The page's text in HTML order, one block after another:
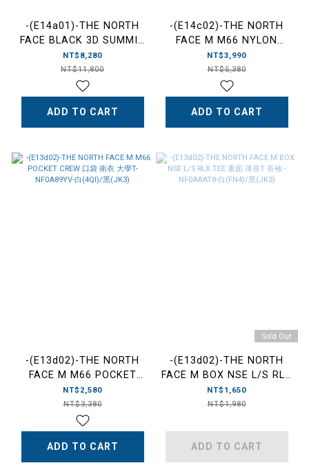
-(E14a01)-THE NORTH
FACE BLACK 3D SUMMIT
MES M DRYVENT MONO
MOUNTAIN JACKET衝鋒
衣-NF0A88XF 6OG
NT$8,280
NT$11,800
ADD TO CART
-(E14c02)-THE NORTH
FACE M M66 NYLON
WIND JACKET 車線 可收納
帽子 連帽 外套-NF0A83UP-
黑(JK3)
NT$3,990
NT$5,380
ADD TO CART
-(E13d02)-THE NORTH
FACE M M66 POCKET
CREW 口袋 衛衣 大學T-
NF0A89YV-白(4QI)/黑
(JK3)
NT$2,580
NT$3,380
ADD TO CART
Sold Out
-(E13d02)-THE NORTH
FACE M BOX NSE L/S RLX
TEE 素面 薄長T 長袖 -
NF0A8AT8-白(FN4)/黑
NT$1,650
NT$1,980
ADD TO CART